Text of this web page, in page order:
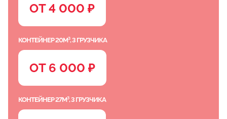
ОТ 4 000 ₽
КОНТЕЙНЕР 20М³, 3 ГРУЗЧИКА
ОТ 6 000 ₽
КОНТЕЙНЕР 27М³, 3 ГРУЗЧИКА